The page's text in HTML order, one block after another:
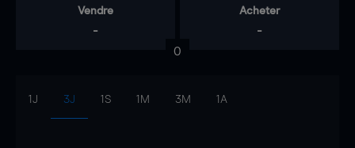
Vendre
-
Acheter
-
0
1J 3J 1S 1M 3M 1A